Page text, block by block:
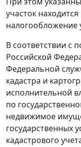
участок
налогообложение
В соответствии с
Российской
Федеральной
кадастра и
исполнительной
по
недвижимое
государственных
кадастрового